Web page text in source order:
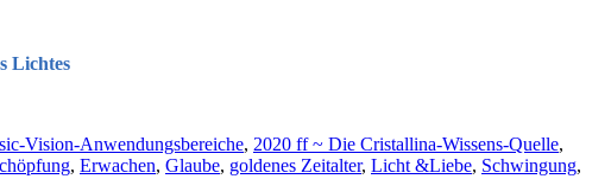
Lichtes
Vision-Anwendungsbereiche, 2020 ff ~ Die Cristallina-Wissens-Quelle,
, Erwachen, Glaube, goldenes Zeitalter, Licht &Liebe, Schwingung,